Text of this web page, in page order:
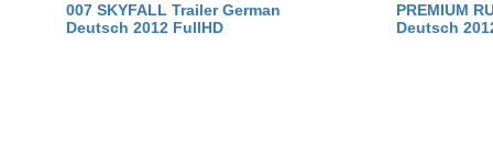
007 SKYFALL Trailer German
Deutsch 2012 FullHD
PREMIUM
Deutsch